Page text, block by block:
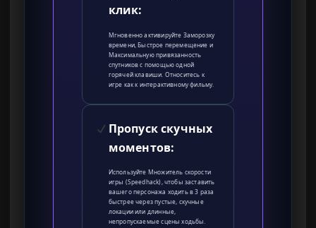
клик:
Мгновенно активируйте Заморозку
времени, Быстрое перемещение и
Максимальную привязанность
спутников с помощью одной
горячей клавиши. Относитесь к
игре как к интерактивному фильму.
Пропуск скучных
моментов:
Используйте Множитель скорости
игры (Speedhack), чтобы заставить
вашего персонажа ходить в 3 раза
быстрее через пустые, скучные
локации или длинные,
непропускаемые сцены ходьбы.